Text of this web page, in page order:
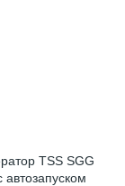
TSS SGG
автозапуском